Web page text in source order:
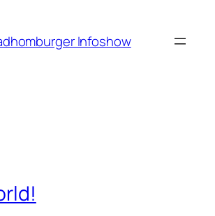
Infoshow